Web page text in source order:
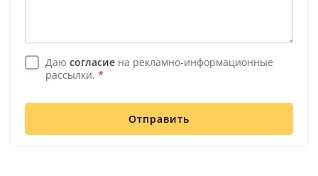
Даю согласие на рекламно-информационные
рассылки. *
Отправить